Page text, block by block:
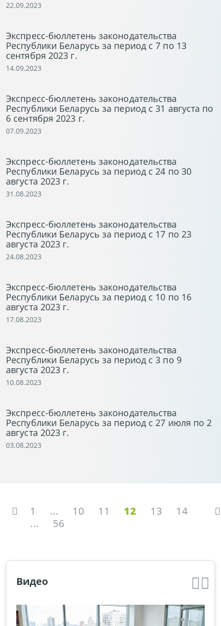
22.09.2023
Экспресс-бюллетень законодательства
Республики Беларусь за период с 7 по 13
сентября 2023 г.
14.09.2023
Экспресс-бюллетень законодательства
Республики Беларусь за период с 31 августа по
6 сентября 2023 г.
07.09.2023
Экспресс-бюллетень законодательства
Республики Беларусь за период с 24 по 30
августа 2023 г.
31.08.2023
Экспресс-бюллетень законодательства
Республики Беларусь за период с 17 по 23
августа 2023 г.
24.08.2023
Экспресс-бюллетень законодательства
Республики Беларусь за период с 10 по 16
августа 2023 г.
17.08.2023
Экспресс-бюллетень законодательства
Республики Беларусь за период с 3 по 9
августа 2023 г.
10.08.2023
Экспресс-бюллетень законодательства
Республики Беларусь за период с 27 июля по 2
августа 2023 г.
03.08.2023
1 ... 10 11 12 13
14
...
56
Видео